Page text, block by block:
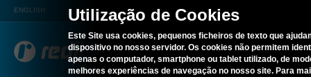
Utilização de Cookies
Este Site usa cookies, pequenos ficheiros de texto que
dispositivo no nosso servidor. Os cookies não permitem
apenas o computador, smartphone ou tablet utilizado, de
melhores experiências de navegação no nosso site. Para
ENGLISH
REDITUS SERVIÇOS E